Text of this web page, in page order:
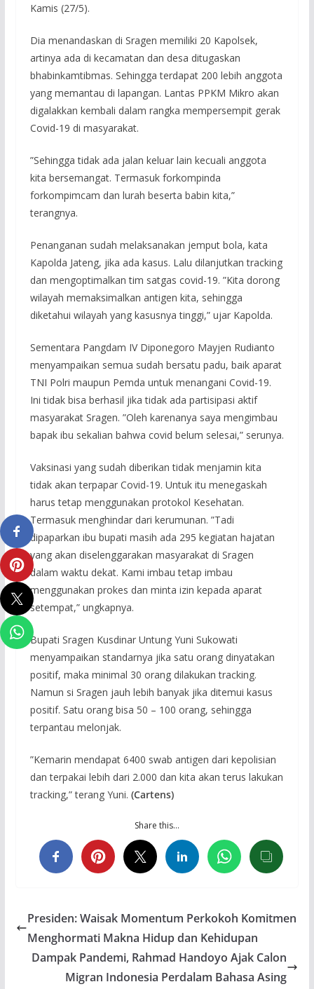
Kamis (27/5).
Dia menandaskan di Sragen memiliki 20 Kapolsek,
artinya ada di kecamatan dan desa ditugaskan
bhabinkamtibmas. Sehingga terdapat 200 lebih anggota
yang memantau di lapangan. Lantas PPKM Mikro akan
digalakkan kembali dalam rangka mempersempit gerak
Covid-19 di masyarakat.
”Sehingga tidak ada jalan keluar lain kecuali anggota
kita bersemangat. Termasuk forkompinda
forkompimcam dan lurah beserta babin kita,”
terangnya.
Penanganan sudah melaksanakan jemput bola, kata
Kapolda Jateng, jika ada kasus. Lalu dilanjutkan tracking
dan mengoptimalkan tim satgas covid-19. ”Kita dorong
wilayah memaksimalkan antigen kita, sehingga
diketahui wilayah yang kasusnya tinggi,” ujar Kapolda.
Sementara Pangdam IV Diponegoro Mayjen Rudianto
menyampaikan semua sudah bersatu padu, baik aparat
TNI Polri maupun Pemda untuk menangani Covid-19.
Ini tidak bisa berhasil jika tidak ada partisipasi aktif
masyarakat Sragen. ”Oleh karenanya saya mengimbau
bapak ibu sekalian bahwa covid belum selesai,” serunya.
Vaksinasi yang sudah diberikan tidak menjamin kita
tidak akan terpapar Covid-19. Untuk itu menegaskah
harus tetap menggunakan protokol Kesehatan.
Termasuk menghindar dari kerumunan. ”Tadi
dipaparkan ibu bupati masih ada 295 kegiatan hajatan
yang akan diselenggarakan masyarakat di Sragen
dalam waktu dekat. Kami imbau tetap imbau
menggunakan prokes dan minta izin kepada aparat
setempat,” ungkapnya.
Bupati Sragen Kusdinar Untung Yuni Sukowati
menyampaikan standarnya jika satu orang dinyatakan
positif, maka minimal 30 orang dilakukan tracking.
Namun si Sragen jauh lebih banyak jika ditemui kasus
positif. Satu orang bisa 50 – 100 orang, sehingga
terpantau melonjak.
”Kemarin mendapat 6400 swab antigen dari kepolisian
dan terpakai lebih dari 2.000 dan kita akan terus lakukan
tracking,” terang Yuni. (Cartens)
Share this…
Presiden: Waisak Momentum Perkokoh Komitmen
Menghormati Makna Hidup dan Kehidupan
Dampak Pandemi, Rahmad Handoyo Ajak Calon
Migran Indonesia Perdalam Bahasa Asing